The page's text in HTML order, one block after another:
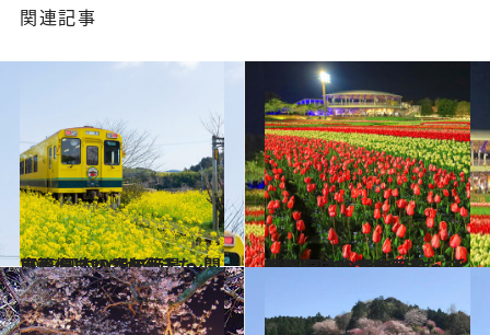
関連記事
2025.4.5
【画像】いつか行きたい！ 日本の春の絶景 ～関東篇～（2025年版）
旅＆お出かけ 2025.3.30
【画像】いつか行きたい！ 日本の春の絶景 ～近畿篇～（2025年版）
旅＆お出かけ